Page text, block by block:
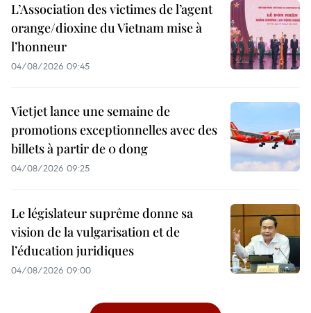
L’Association des victimes de l’agent
orange/dioxine du Vietnam mise à
l’honneur
04/08/2026 09:45
Vietjet lance une semaine de
promotions exceptionnelles avec des
billets à partir de 0 dong
04/08/2026 09:25
Le législateur suprême donne sa
vision de la vulgarisation et de
l’éducation juridiques
04/08/2026 09:00